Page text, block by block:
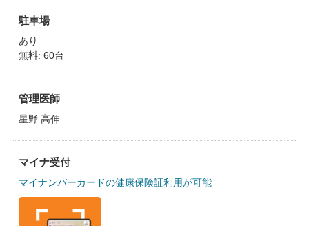
駐車場
あり
無料: 60台
管理医師
星野 高伸
マイナ受付
マイナンバーカードの健康保険証利用が可能